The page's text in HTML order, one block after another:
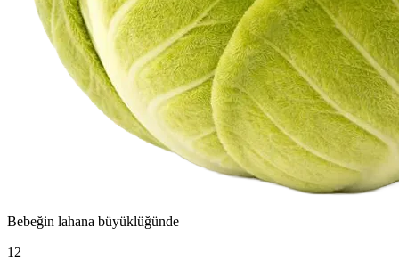
Bebeğin lahana büyüklüğünde
12